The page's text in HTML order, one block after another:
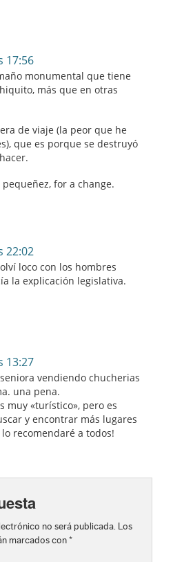
17:56
monumental que tiene
más que en otras
de viaje (la peor que he
que es porque se destruyó
for a change.
22:02
loco con los hombres
la explicación legislativa.
13:27
vendiendo chucherias
una pena.
muy «turístico», pero es
y encontrar más lugares
recomendaré a todos!
no será publicada. Los
marcados con *